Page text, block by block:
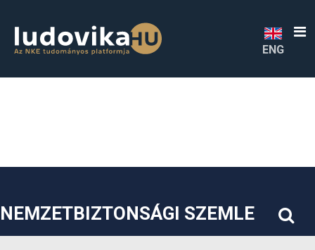
##plugins.themes.bootstrap3.accessible_menu.sidebar##
ENG
NEMZETBIZTONSÁGI SZEMLE